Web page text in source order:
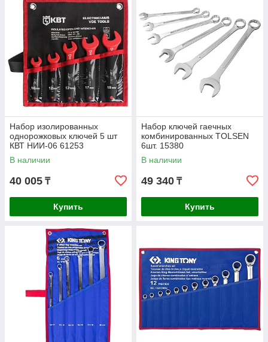
Набор изолированных
однорожковых ключей 5 шт
КВТ НИИ-06 61253
В наличии
40 005 ₸
Купить
Набор ключей гаечных
комбинированных TOLSEN
6шт. 15380
В наличии
49 340 ₸
Купить